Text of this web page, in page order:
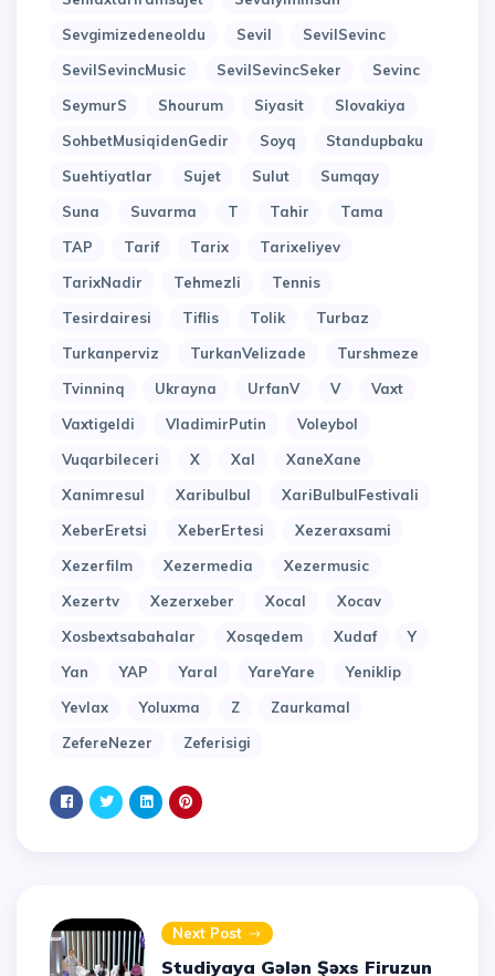
Sevgimizedeneoldu
Sevil
SevilSevinc
SevilSevincMusic
SevilSevincSeker
Sevinc
SeymurS
Shourum Siyasit
Slovakiya
SohbetMusiqidenGedir
Soyq
Standupbaku
Suehtiyatlar
Sujet Sulut
Sumqay
Suna
Suvarma T Tahir
Tama
TAP
Tarif Tarix
Tarixeliyev
TarixNadir
Tehmezli
Tennis
Tesirdairesi
Tiflis Tolik
Turbaz
Turkanperviz
TurkanVelizade
Turshmeze
Tvinninq
Ukrayna UrfanV V
Vaxt
Vaxtigeldi
VladimirPutin
Voleybol
Vuqarbileceri
X Xal
XaneXane
Xanimresul
Xaribulbul
XariBulbulFestivali
XeberEretsi
XeberErtesi
Xezeraxsami
Xezerfilm
Xezermedia
Xezermusic
Xezertv
Xezerxeber Xocal
Xocav
Xosbextsabahalar
Xosqedem Xudaf
Y
Yan
YAP Yaral YareYare
Yeniklip
Yevlax
Yoluxma Z
Zaurkamal
ZefereNezer
Zeferisigi
Next Post
Studiyaya Gələn Şəxs Firuzun